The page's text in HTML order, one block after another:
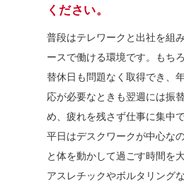
ください。
普段はテレワークと出社を組
ースで働ける環境です。もち
替休日も問題なく取得でき、
応が必要なときも翌週には振
め、疲れを残さず仕事に集中で
平日はデスクワークが中心な
と体を動かして過ごす時間を
アスレチックやボルタリング